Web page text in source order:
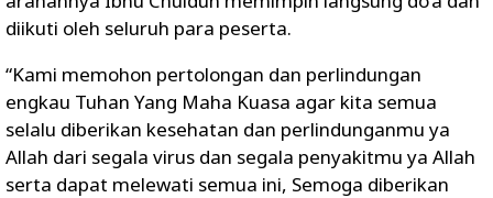
diikuti oleh seluruh para peserta.
“Kami memohon pertolongan dan perlindungan
engkau Tuhan Yang Maha Kuasa agar kita semua
selalu diberikan kesehatan dan perlindunganmu ya
Allah dari segala virus dan segala penyakitmu ya Allah
serta dapat melewati semua ini, Semoga diberikan